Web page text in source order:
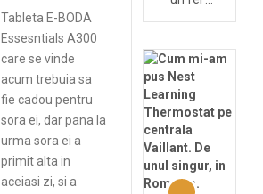
Tableta E-BODA
Essesntials A300
care se vinde
acum trebuia sa
fie cadou pentru
sora ei, dar pana la
urma sora ei a
primit alta in
aceiasi zi, si a